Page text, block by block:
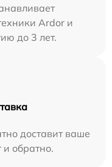
Ardor и
до 3 лет.
доставит ваше
и обратно.